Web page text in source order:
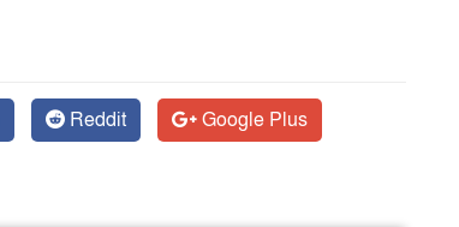
Reddit
Google Plus